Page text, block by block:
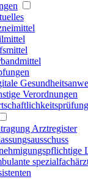
Verordnungen
Arztregister